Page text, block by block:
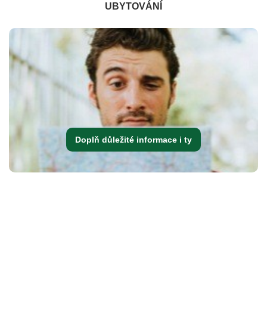
UBYTOVÁNÍ
Doplň důležité informace i ty